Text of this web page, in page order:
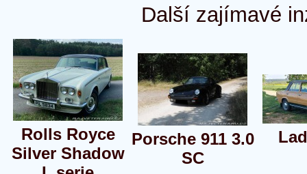
Další zajímavé
Rolls Royce
Silver Shadow
Porsche 911 3.0
SC